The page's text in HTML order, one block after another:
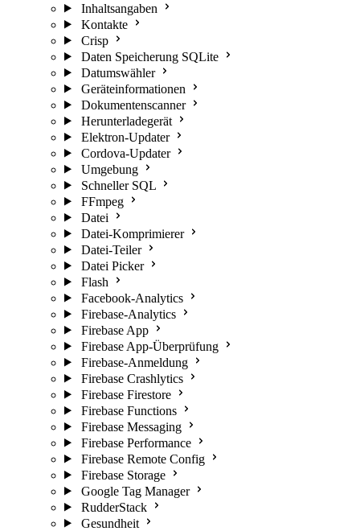
Inhaltsangaben
Kontakte
Crisp
Daten Speicherung SQLite
Datumswähler
Geräteinformationen
Dokumentenscanner
Herunterladegerät
Elektron-Updater
Cordova-Updater
Umgebung
Schneller SQL
FFmpeg
Datei
Datei-Komprimierer
Datei-Teiler
Datei Picker
Flash
Facebook-Analytics
Firebase-Analytics
Firebase App
Firebase App-Überprüfung
Firebase-Anmeldung
Firebase Crashlytics
Firebase Firestore
Firebase Functions
Firebase Messaging
Firebase Performance
Firebase Remote Config
Firebase Storage
Google Tag Manager
RudderStack
Gesundheit